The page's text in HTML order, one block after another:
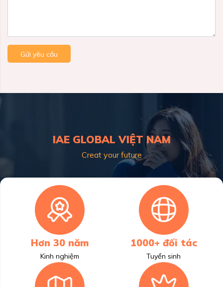
Gửi yêu cầu
IAE GLOBAL VIỆT NAM
Creat your future
Hơn 30 năm
Kinh nghiệm
1000+ đối tác
Tuyển sinh